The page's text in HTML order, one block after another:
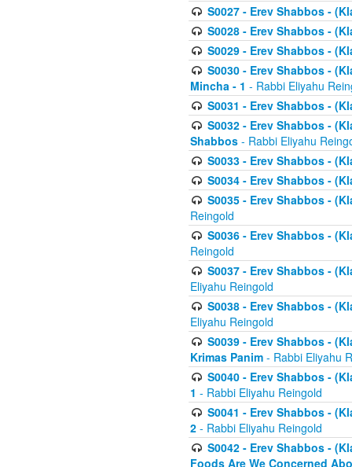
S0027 - Erev Shabbos -
S0028 - Erev Shabbos -
S0029 - Erev Shabbos -
S0030 - Erev Shabbos -
Mincha - 1 - Rabbi Eliyahu
S0031 - Erev Shabbos -
S0032 - Erev Shabbos -
Shabbos - Rabbi Eliyahu
S0033 - Erev Shabbos -
S0034 - Erev Shabbos -
S0035 - Erev Shabbos -
Reingold
S0036 - Erev Shabbos -
Reingold
S0037 - Erev Shabbos -
Eliyahu Reingold
S0038 - Erev Shabbos -
Eliyahu Reingold
S0039 - Erev Shabbos -
Krimas Panim - Rabbi Eliyahu
S0040 - Erev Shabbos -
1 - Rabbi Eliyahu Reingold
S0041 - Erev Shabbos -
2 - Rabbi Eliyahu Reingold
S0042 - Erev Shabbos -
Foods Are We Concerned